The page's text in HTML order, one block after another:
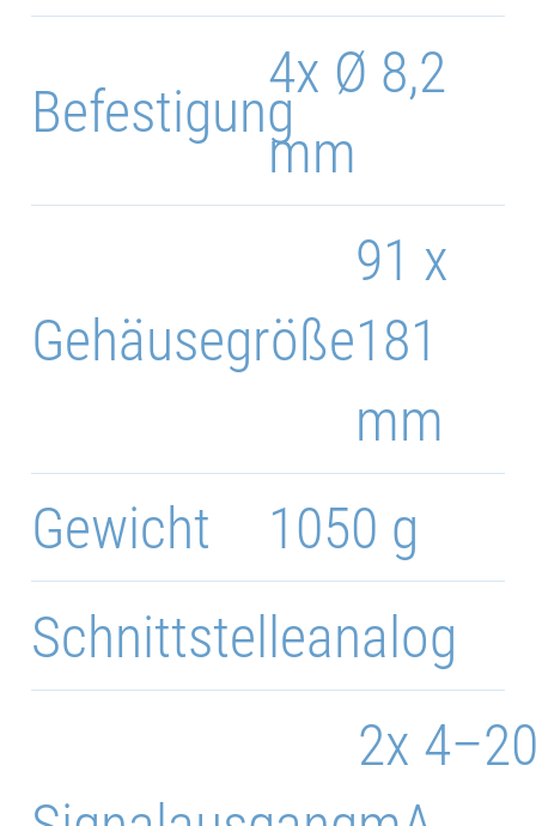
4x Ø 8,2
mm
Befestigung
91 x
181
mm
Gehäusegröße
1050 g
Gewicht
analog
Schnittstelle
2x